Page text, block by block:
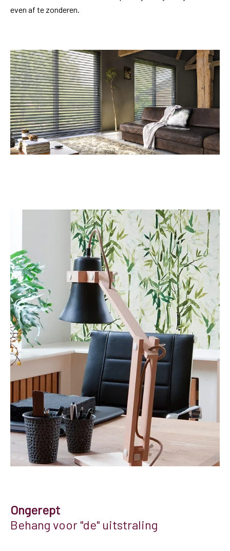
even af te zonderen.
Ongerept
Behang voor "de" uitstraling